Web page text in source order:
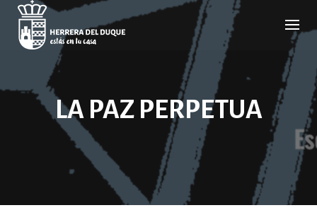
Cancelar
comentario
LA PAZ PERPETUA